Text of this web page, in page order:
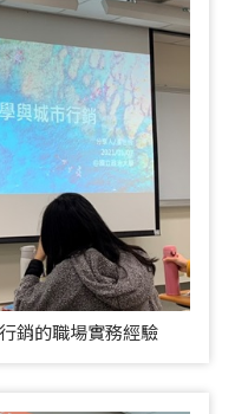
銷的職場實務經驗